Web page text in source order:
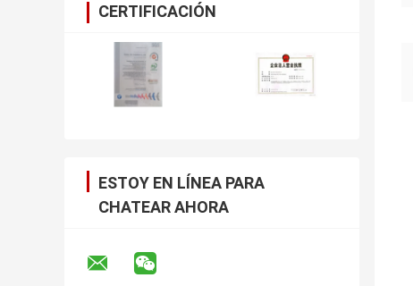
CERTIFICACIÓN
ESTOY EN LÍNEA PARA
CHATEAR AHORA